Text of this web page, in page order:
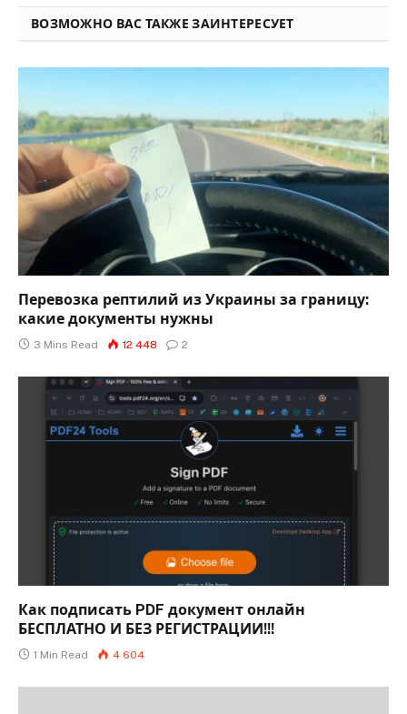
ВОЗМОЖНО ВАС ТАКЖЕ ЗАИНТЕРЕСУЕТ
Перевозка рептилий из Украины за границу:
какие документы нужны
3 Mins Read 12 448 2
Как подписать PDF документ онлайн
БЕСПЛАТНО И БЕЗ РЕГИСТРАЦИИ!!!
1 Min Read 4 604